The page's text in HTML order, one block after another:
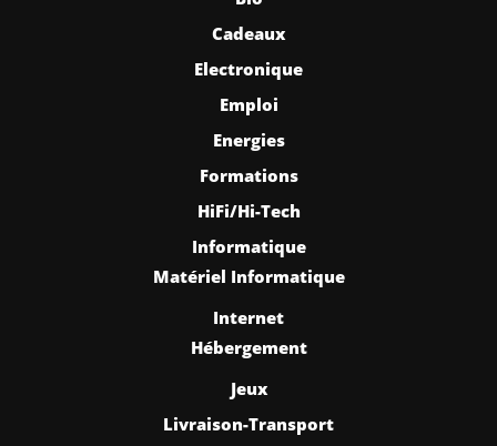
Cadeaux
Electronique
Emploi
Energies
Formations
HiFi/Hi-Tech
Informatique
Matériel Informatique
Internet
Hébergement
Jeux
Livraison-Transport